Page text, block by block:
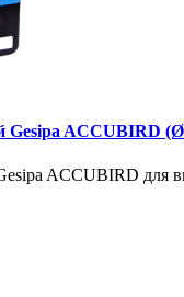
Gesipa ACCUBIRD (Ø
ACCUBIRD для